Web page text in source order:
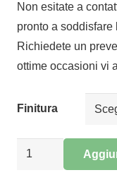
era:
Non esitate a
pronto a soddisfare
Richiedete un
ottime occasioni vi
Finitura
Sospensione